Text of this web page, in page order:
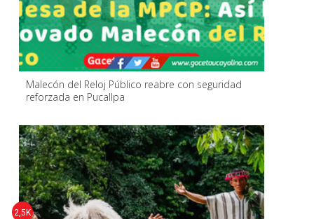
Malecón del Reloj Público reabre con seguridad
reforzada en Pucallpa
2,5K